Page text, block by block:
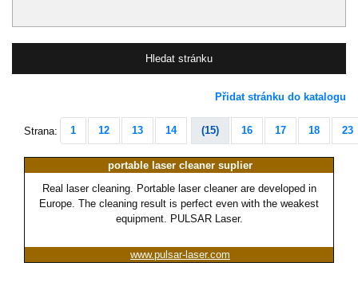
Přidat stránku do katalogu
Strana: 1 12 13 14 (15) 16 17 18 23
portable laser cleaner suplier
Real laser cleaning. Portable laser cleaner are developed in
Europe. The cleaning result is perfect even with the weakest
equipment. PULSAR Laser.
www.pulsar-laser.com